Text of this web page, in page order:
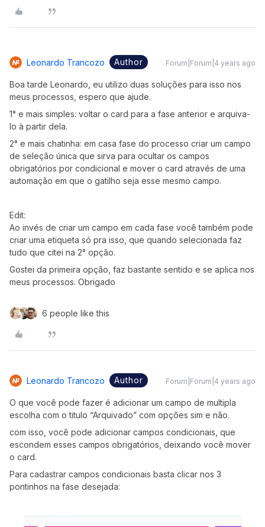
Leonardo Trancozo Author Forum|Forum|4 years ago
Boa tarde Leonardo, eu utilizo duas soluções para isso nos
meus processos, espero que ajude.
1° e mais simples: voltar o card para a fase anterior e arquiva-
lo à partir dela.
2° e mais chatinha: em casa fase do processo criar um campo
de seleção única que sirva para ocultar os campos
obrigatórios por condicional e mover o card através de uma
automação em que o gatilho seja esse mesmo campo.
Edit:
Ao invés de criar um campo em cada fase você também pode
criar uma etiqueta só pra isso, que quando selecionada faz
tudo que citei na 2° opção.
Gostei da primeira opção, faz bastante sentido e se aplica nos
meus processos. Obrigado
6 people like this
Leonardo Trancozo Author Forum|Forum|4 years ago
O que você pode fazer é adicionar um campo de multipla
escolha com o titulo “Arquivado” com opções sim e não.
com isso, você pode adicionar campos condicionais, que
escondem esses campos obrigatórios, deixando você mover
o card.
Para cadastrar campos condicionais basta clicar nos 3
pontinhos na fase desejada: